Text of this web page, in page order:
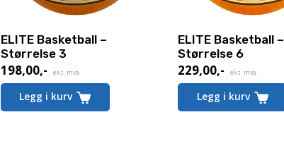
ELITE Basketball –
Størrelse 3
198,00,- eks. mva.
Legg i kurv
ELITE Basketball –
Størrelse 6
229,00,- eks. mva.
Legg i kurv